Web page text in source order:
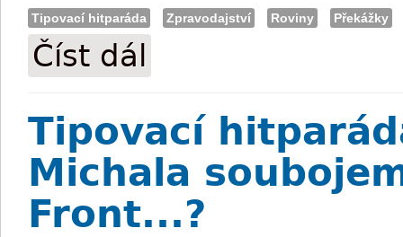
Tipovací hitparáda Zpravodajství Roviny Překážky
Číst dál
Tipovací
Michala
Front...?